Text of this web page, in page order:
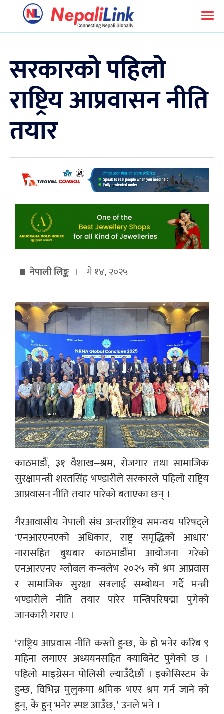
सरकारको पहिलो
राष्ट्रिय आप्रवासन नीति
तयार
नेपाली लिङ्क मे १४, २०२५
काठमाडौं, ३१ वैशाख–श्रम, रोजगार तथा सामाजिक
सुरक्षामन्त्री शरतसिंह भण्डारीले सरकारले पहिलो राष्ट्रिय
आप्रवासन नीति तयार पारेको बताएका छन् ।
गैरआवासीय नेपाली संघ अन्तर्राष्ट्रिय समन्वय परिषद्ले
‘एनआरएनएको अधिकार, राष्ट्र समृद्धिको आधार’
नारासहित बुधबार काठमाडौंमा आयोजना गरेको
एनआरएनए ग्लोबल कन्क्लेभ २०२५ को श्रम आप्रवास
र सामाजिक सुरक्षा सत्रलाई सम्बोधन गर्दै मन्त्री
भण्डारीले नीति तयार पारेर मन्त्रिपरिषद्मा पुगेको
जानकारी गराए ।
‘राष्ट्रिय आप्रवास नीति कस्तो हुन्छ, के हो भनेर करिब ९
महिना लगाएर अध्ययनसहित क्याबिनेट पुगेको छ ।
पहिलो माइग्रेसन पोलिसी ल्याउँदैछौं । इकोसिस्टम के
हुन्छ, विभिन्न मुलुकमा श्रमिक भएर श्रम गर्न जाने को
हुन्, के हुन् भनेर स्पष्ट आउँछ,’ उनले भने ।